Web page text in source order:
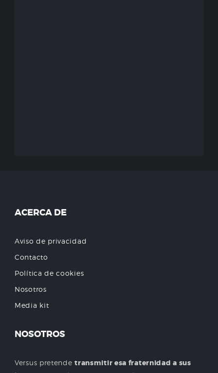
ACERCA DE
Aviso de privacidad
Contacto
Política de cookies
Nosotros
Media kit
NOSOTROS
Versus pretendetransmitir esa fraternidad a sus